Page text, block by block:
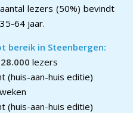
lezers (50%) bevindt
64 jaar.
bereik in Steenbergen:
28.000 lezers
(huis-aan-huis editie)
(huis-aan-huis editie)